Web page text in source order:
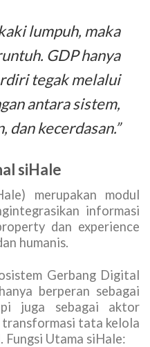
lumpuh, maka
GDP hanya
tegak melalui
antara sistem,
dan kecerdasan.”
siHale
merupakan modul
informasi
dan experience
humanis.
Gerbang Digital
berperan sebagai
juga sebagai aktor
tata kelola
Utama siHale: